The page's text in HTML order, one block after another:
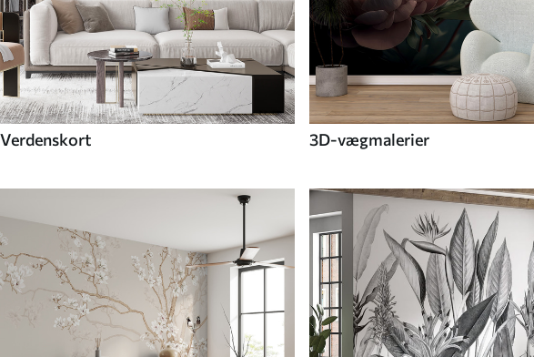
Verdenskort 3D-vægmalerier